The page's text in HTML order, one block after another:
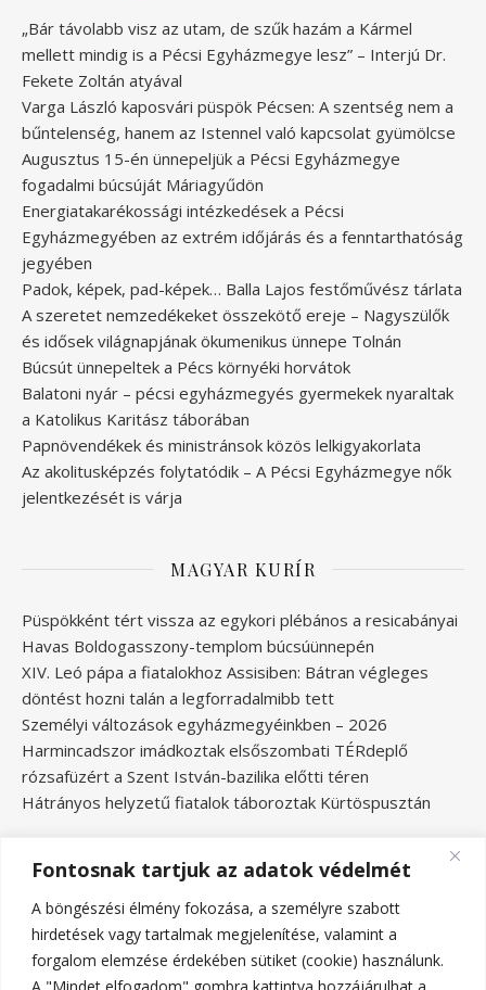
Fontosnak tartjuk az adatok védelmét
A böngészési élmény fokozása, a személyre szabott
hirdetések vagy tartalmak megjelenítése, valamint a
forgalom elemzése érdekében sütiket (cookie) használunk.
A "Mindet elfogadom" gombra kattintva hozzájárulhat a
„Bár távolabb visz az utam, de szűk hazám a Kármel
mellett mindig is a Pécsi Egyházmegye lesz” – Interjú Dr.
Fekete Zoltán atyával
Varga László kaposvári püspök Pécsen: A szentség nem a
bűntelenség, hanem az Istennel való kapcsolat gyümölcse
Augusztus 15-én ünnepeljük a Pécsi Egyházmegye
fogadalmi búcsúját Máriagyűdön
Energiatakarékossági intézkedések a Pécsi
Egyházmegyében az extrém időjárás és a fenntarthatóság
jegyében
Padok, képek, pad-képek… Balla Lajos festőművész tárlata
A szeretet nemzedékeket összekötő ereje – Nagyszülők
és idősek világnapjának ökumenikus ünnepe Tolnán
Búcsút ünnepeltek a Pécs környéki horvátok
Balatoni nyár – pécsi egyházmegyés gyermekek nyaraltak
a Katolikus Karitász táborában
Papnövendékek és ministránsok közös lelkigyakorlata
Az akolitusképzés folytatódik – A Pécsi Egyházmegye nők
jelentkezését is várja
MAGYAR KURÍR
Püspökként tért vissza az egykori plébános a resicabányai
Havas Boldogasszony-templom búcsúünnepén
XIV. Leó pápa a fiatalokhoz Assisiben: Bátran végleges
döntést hozni talán a legforradalmibb tett
Személyi változások egyházmegyéinkben – 2026
Harmincadszor imádkoztak elsőszombati TÉRdeplő
rózsafüzért a Szent István-bazilika előtti téren
Hátrányos helyzetű fiatalok táboroztak Kürtöspusztán